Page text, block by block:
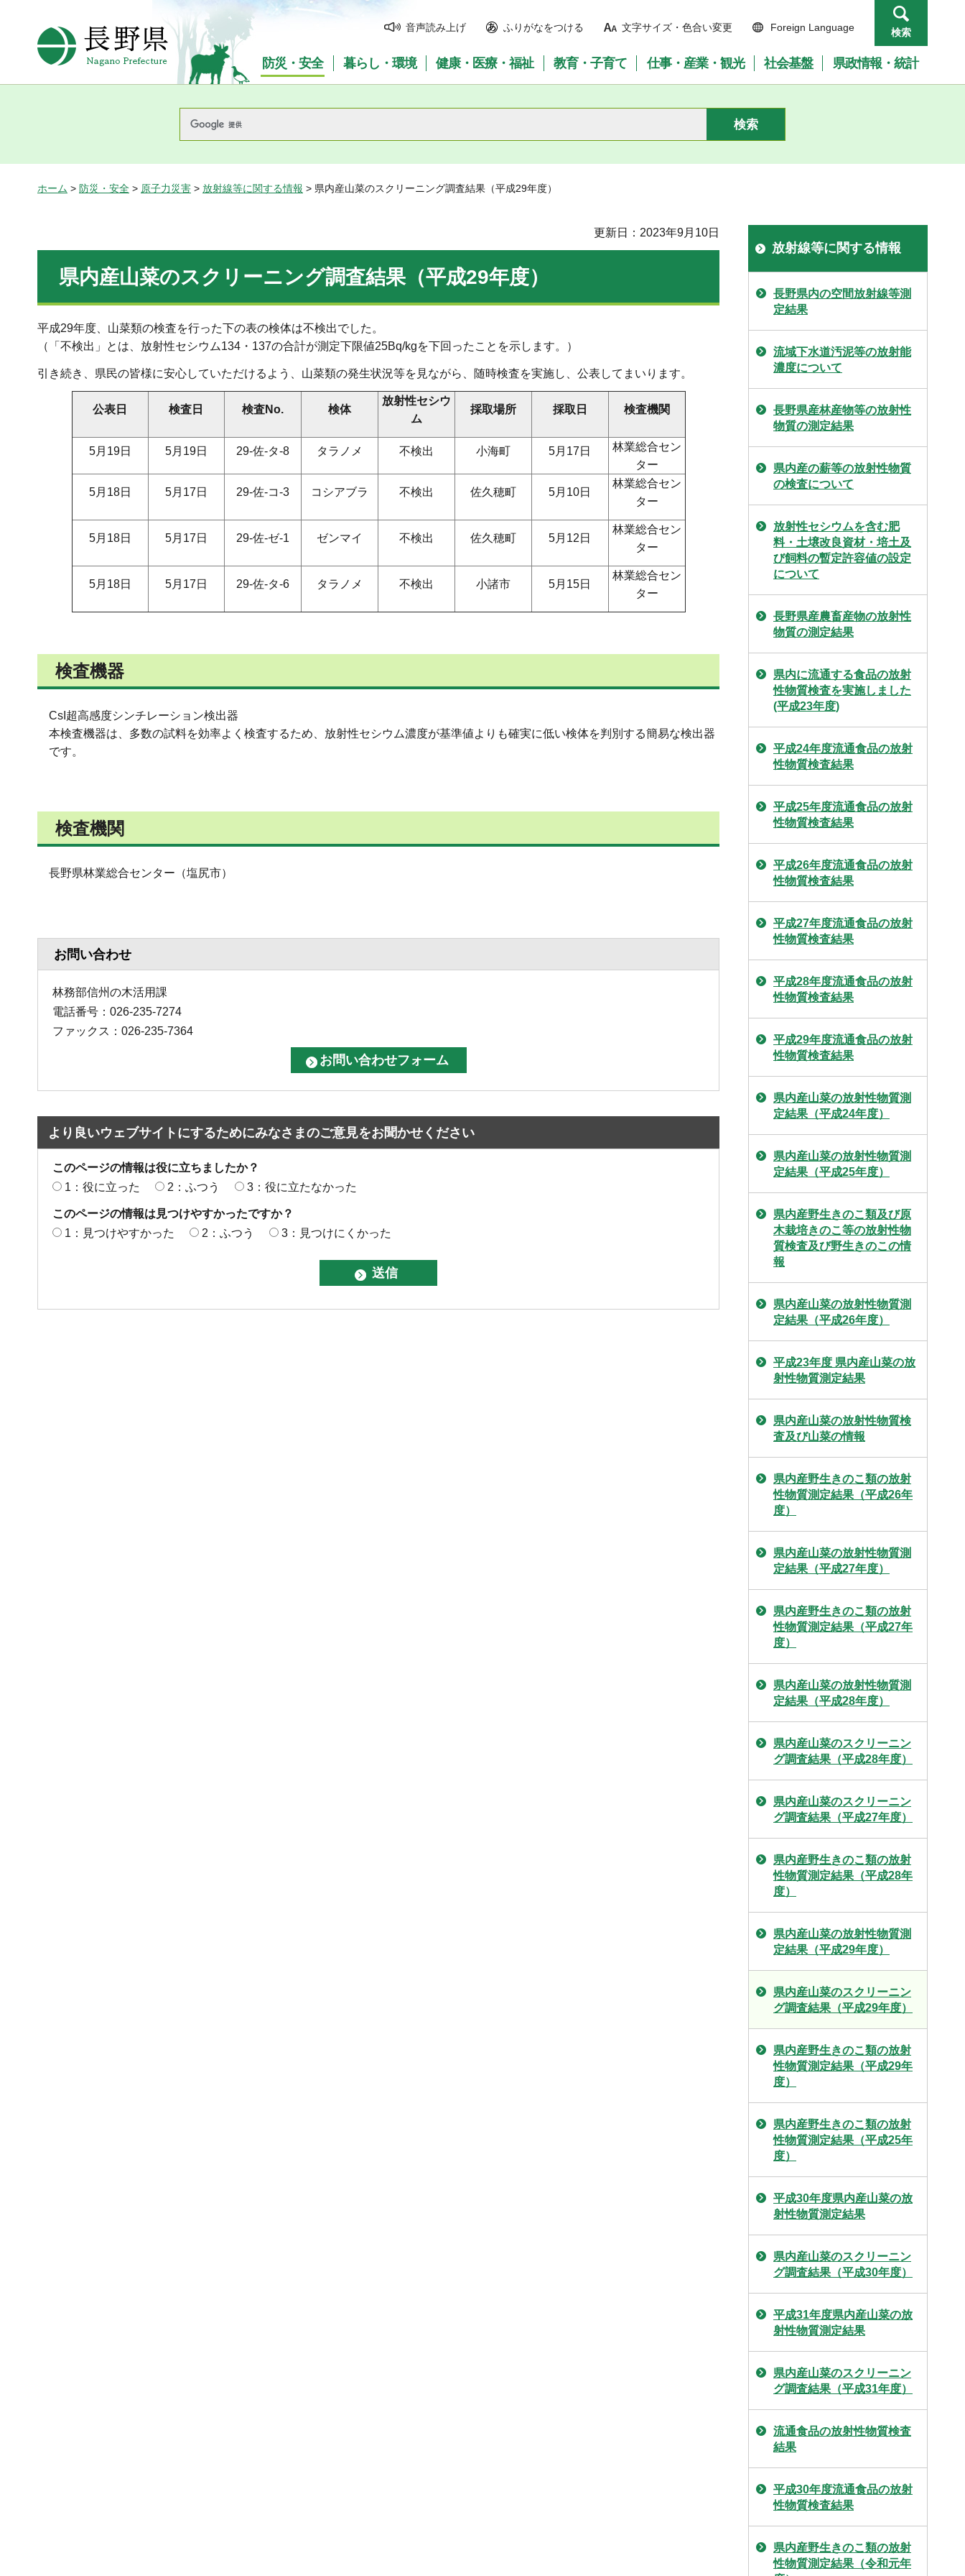
長野県Nagano Prefecture
音声読み上げ ふりがなをつける 文字サイズ・色合い変更 Foreign Language 検索
防災・安全 暮らし・環境 健康・医療・福祉 教育・子育て 仕事・産業・観光 社会基盤 県政情報・統計
ホーム > 防災・安全 > 原子力災害 > 放射線等に関する情報 > 県内産山菜のスクリーニング調査結果（平成29年度）
更新日：2023年9月10日
県内産山菜のスクリーニング調査結果（平成29年度）
平成29年度、山菜類の検査を行った下の表の検体は不検出でした。
（「不検出」とは、放射性セシウム134・137の合計が測定下限値25Bq/kgを下回ったことを示します。）
引き続き、県民の皆様に安心していただけるよう、山菜類の発生状況等を見ながら、随時検査を実施し、公表してまいります。
公表日 検査日 検査No. 検体
放射性セシウ
ム
採取場所 採取日 検査機関
5月19日 5月19日 29-佐-タ-8 タラノメ 不検出 小海町 5月17日
林業総合セン
ター
5月18日 5月17日 29-佐-コ-3 コシアブラ 不検出 佐久穂町 5月10日
林業総合セン
ター
5月18日 5月17日 29-佐-ゼ-1 ゼンマイ 不検出 佐久穂町 5月12日
林業総合セン
ター
5月18日 5月17日 29-佐-タ-6 タラノメ 不検出 小諸市 5月15日
林業総合セン
ター
検査機器
CsI超高感度シンチレーション検出器
本検査機器は、多数の試料を効率よく検査するため、放射性セシウム濃度が基準値よりも確実に低い検体を判別する簡易な検出器
です。
検査機関
長野県林業総合センター（塩尻市）
お問い合わせ
林務部信州の木活用課
電話番号：026-235-7274
ファックス：026-235-7364
より良いウェブサイトにするためにみなさまのご意見をお聞かせください
このページの情報は役に立ちましたか？
1：役に立った
2：ふつう 3：役に立たなかった
このページの情報は見つけやすかったですか？
1：見つけやすかった
2：ふつう 3：見つけにくかった
放射線等に関する情報
長野県内の空間放射線等測
定結果
流域下水道汚泥等の放射能
濃度について
長野県産林産物等の放射性
物質の測定結果
県内産の薪等の放射性物質
の検査について
放射性セシウムを含む肥
料・土壌改良資材・培土及
び飼料の暫定許容値の設定
について
長野県産農畜産物の放射性
物質の測定結果
県内に流通する食品の放射
性物質検査を実施しました
(平成23年度)
平成24年度流通食品の放射
性物質検査結果
平成25年度流通食品の放射
性物質検査結果
平成26年度流通食品の放射
性物質検査結果
平成27年度流通食品の放射
性物質検査結果
平成28年度流通食品の放射
性物質検査結果
平成29年度流通食品の放射
性物質検査結果
県内産山菜の放射性物質測
定結果（平成24年度）
県内産山菜の放射性物質測
定結果（平成25年度）
県内産野生きのこ類及び原
木栽培きのこ等の放射性物
質検査及び野生きのこの情
報
県内産山菜の放射性物質測
定結果（平成26年度）
平成23年度 県内産山菜の放
射性物質測定結果
県内産山菜の放射性物質検
査及び山菜の情報
県内産野生きのこ類の放射
性物質測定結果（平成26年
度）
県内産山菜の放射性物質測
定結果（平成27年度）
県内産野生きのこ類の放射
性物質測定結果（平成27年
度）
県内産山菜の放射性物質測
定結果（平成28年度）
県内産山菜のスクリーニン
グ調査結果（平成28年度）
県内産山菜のスクリーニン
グ調査結果（平成27年度）
県内産野生きのこ類の放射
性物質測定結果（平成28年
度）
県内産山菜の放射性物質測
定結果（平成29年度）
県内産山菜のスクリーニン
グ調査結果（平成29年度）
県内産野生きのこ類の放射
性物質測定結果（平成29年
度）
県内産野生きのこ類の放射
性物質測定結果（平成25年
度）
平成30年度県内産山菜の放
射性物質測定結果
県内産山菜のスクリーニン
グ調査結果（平成30年度）
平成31年度県内産山菜の放
射性物質測定結果
県内産山菜のスクリーニン
グ調査結果（平成31年度）
流通食品の放射性物質検査
結果
平成30年度流通食品の放射
性物質検査結果
県内産野生きのこ類の放射
性物質測定結果（令和元年